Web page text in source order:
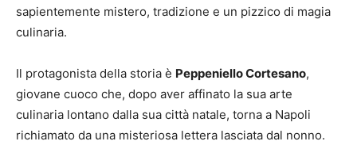
sapientemente mistero, tradizione e un pizzico di magia
culinaria.
Il protagonista della storia è Peppeniello Cortesano,
giovane cuoco che, dopo aver affinato la sua arte
culinaria lontano dalla sua città natale, torna a Napoli
richiamato da una misteriosa lettera lasciata dal nonno.